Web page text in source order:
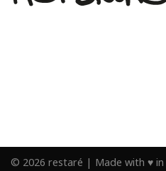
© 2026 restaré | Made with ♥ in